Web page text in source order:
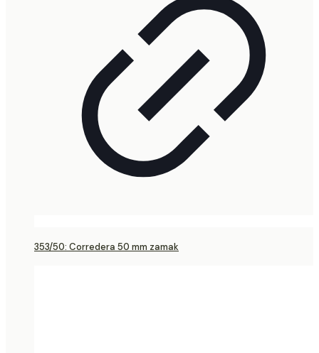
353/50: Corredera 50 mm zamak